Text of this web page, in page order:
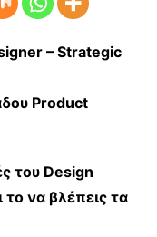
– Strategic
Product
του Design
το να βλέπεις τα